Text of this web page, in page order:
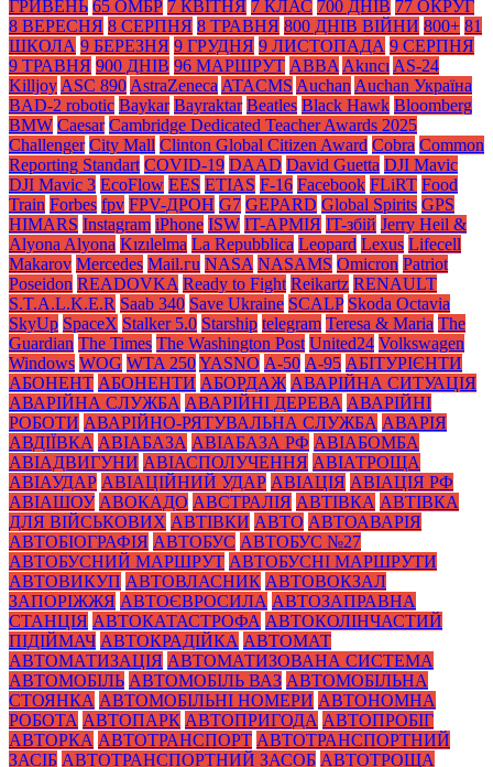
ГРИВЕНЬ 65 ОМБР 7 КВІТНЯ 7 КЛАС 700 ДНІВ 77 ОКРУГ
8 ВЕРЕСНЯ 8 СЕРПНЯ 8 ТРАВНЯ 800 ДНІВ ВІЙНИ 800+ 81
ШКОЛА 9 БЕРЕЗНЯ 9 ГРУДНЯ 9 ЛИСТОПАДА 9 СЕРПНЯ
9 ТРАВНЯ 900 ДНІВ 96 МАРШРУТ ABBA Akıncı AS-24
Killjoy ASC 890 AstraZeneca ATACMS Auchan Auchan Україна
BAD-2 robotic Baykar Bayraktar Beatles Black Нawk Bloomberg
BMW Caesar Cambridge Dedicated Teacher Awards 2025
Challenger City Mall Clinton Global Citizen Award Cobra Common
Reporting Standart COVID-19 DAAD David Guetta DJI Mavic
DJI Mavic 3 EcoFlow EES ETIAS F-16 Facebook FLiRT Food
Train Forbes fpv FPV-ДРОН G7 GEPARD Global Spirits GPS
HIMARS Instagram iPhone ISW IT-АРМІЯ IT-збій Jerry Heil &
Alyona Alyona Kızılelma La Repubblica Leopard Lexus Lifecell
Makarov Mercedes Mаil.гu NASA NASAMS Omicron Patriot
Poseidon READOVKA Ready to Fight Reikartz RENAULT
S.T.A.L.K.E.R Saab 340 Save Ukraine SCALP Skoda Octavia
SkyUp SpaceX Stalker 5.0 Starship telegram Teresa & Maria The
Guardian The Times The Washington Post United24 Volkswagen
Windows WOG WTA 250YASNO А-50 А-95 АБІТУРІЄНТИ
АБОНЕНТ АБОНЕНТИ АБОРДАЖ АВАРІЙНА СИТУАЦІЯ
АВАРІЙНА СЛУЖБА АВАРІЙНІ ДЕРЕВА АВАРІЙНІ
РОБОТИ АВАРІЙНО-РЯТУВАЛЬНА СЛУЖБА АВАРІЯ
АВДІЇВКА АВІАБАЗА АВІАБАЗА РФ АВІАБОМБА
АВІАДВИГУНИ АВІАСПОЛУЧЕННЯ АВІАТРОЩА
АВІАУДАР АВІАЦІЙНИЙ УДАР АВІАЦІЯ АВІАЦІЯ РФ
АВІАШОУ АВОКАДО АВСТРАЛІЯ АВТІВКА АВТІВКА
ДЛЯ ВІЙСЬКОВИХ АВТІВКИ АВТО АВТОАВАРІЯ
АВТОБІОГРАФІЯ АВТОБУС АВТОБУС №27
АВТОБУСНИЙ МАРШРУТ АВТОБУСНІ МАРШРУТИ
АВТОВИКУП АВТОВЛАСНИК АВТОВОКЗАЛ
ЗАПОРІЖЖЯ АВТОЄВРОСИЛА АВТОЗАПРАВНА
СТАНЦІЯ АВТОКАТАСТРОФА АВТОКОЛІНЧАСТИЙ
ПІДІЙМАЧ АВТОКРАДІЙКА АВТОМАТ
АВТОМАТИЗАЦІЯ АВТОМАТИЗОВАНА СИСТЕМА
АВТОМОБІЛЬ АВТОМОБІЛЬ ВАЗ АВТОМОБІЛЬНА
СТОЯНКА АВТОМОБІЛЬНІ НОМЕРИ АВТОНОМНА
РОБОТА АВТОПАРК АВТОПРИГОДА АВТОПРОБІГ
АВТОРКА АВТОТРАНСПОРТ АВТОТРАНСПОРТНИЙ
ЗАСІБ АВТОТРАНСПОРТНИЙ ЗАСОБ АВТОТРОЩА